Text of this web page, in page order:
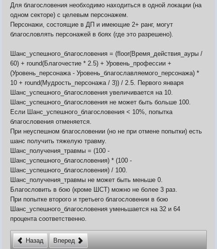
Для благословения необходимо находиться в одной локации (на
одном секторе) с целевым персонажем.
Персонажи, состоящие в ДП и имеющие 2+ ранг, могут
благословлять персонажей в боях (где это разрешено).
Шанс_успешного_благословения = (floor(Время_действия_ауры /
60) + round(Благочестие * 2.5) + Уровень_профессии +
(Уровень_персонажа - Уровень_благославляемого_персонажа) *
10 + round(Мудрость_персонажа / 3)) / 2.5. Первого января
Шанс_успешного_благословения увеличивается на 10.
Шанс_успешного_благословения не может быть больше 100.
Если Шанс_успешного_благословения < 10%, попытка
благословения отменяется.
При неуспешном благословении (но не при отмене попытки) есть
шанс получить тяжелую травму.
Шанс_получения_травмы = (100 -
Шанс_успешного_благословения) * (100 -
Шанс_успешного_благословения) / 100.
Шанс_получения_травмы не может быть меньше 0.
Благословить в бою (кроме ШСТ) можно не более 3 раз.
При попытке второго и третьего благословении в бою
Шанс_успешного_благословения уменьшается на 32 и 64
процента соответственно.
Назад Вперед